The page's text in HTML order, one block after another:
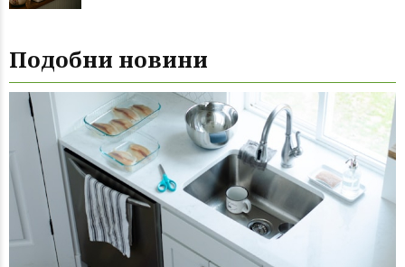
Подобни новини